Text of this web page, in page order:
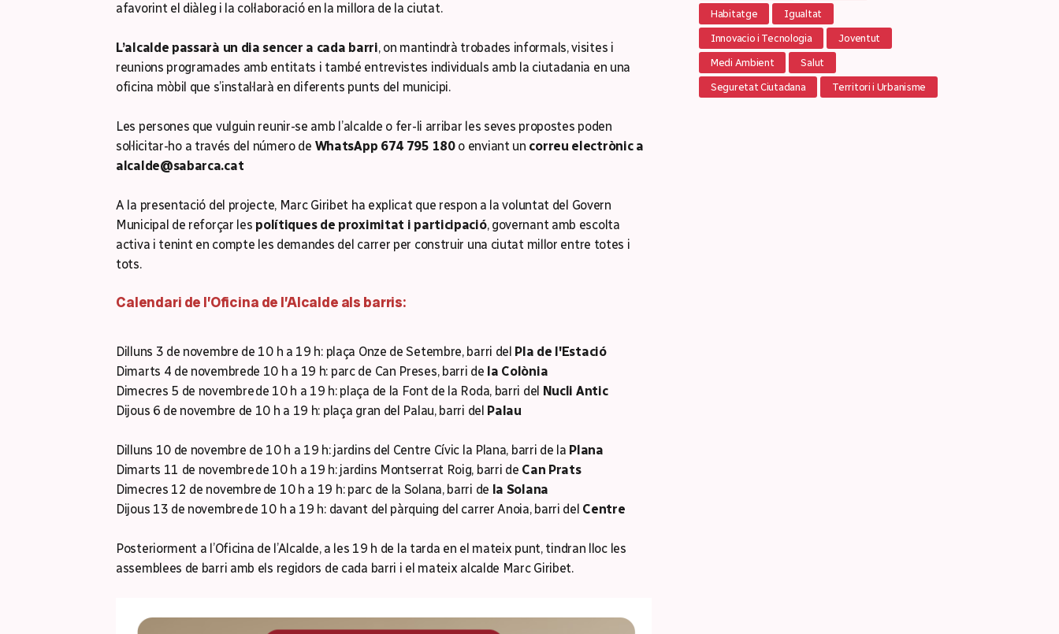
afavorint el diàleg i la col·laboració en la millora de la ciutat.
L’alcalde passarà un dia sencer a cada barri, on mantindrà trobades informals, visites i
reunions programades amb entitats i també entrevistes individuals amb la ciutadania en una
oficina mòbil que s’instal·larà en diferents punts del municipi.
Les persones que vulguin reunir-se amb l’alcalde o fer-li arribar les seves propostes poden
sol·licitar-ho a través del número de WhatsApp 674 795 180 o enviant un correu electrònic a
alcalde@sabarca.cat
A la presentació del projecte, Marc Giribet ha explicat que respon a la voluntat del Govern
Municipal de reforçar lespolítiques de proximitat i participació, governant amb escolta
activa i tenint en compte les demandes del carrer per construir una ciutat millor entre totes i
tots.
Calendari de l’Oficina de l’Alcalde als barris:
Dilluns 3 de novembre de 10 h a 19 h: plaça Onze de Setembre, barri del Pla de l'Estació
Dimarts 4 de novembrede 10 h a 19 h: parc de Can Preses, barri de la Colònia
Dimecres 5 de novembre de 10 h a 19 h: plaça de la Font de la Roda, barri del Nucli Antic
Dijous 6 de novembre de 10 h a 19 h: plaça gran del Palau, barri del Palau
Dilluns 10 de novembre de 10 h a 19 h: jardins del Centre Cívic la Plana, barri de la Plana
Dimarts 11 de novembre de 10 h a 19 h: jardins Montserrat Roig, barri de Can Prats
Dimecres 12 de novembre de 10 h a 19 h: parc de la Solana, barri de la Solana
Dijous 13 de novembre de 10 h a 19 h: davant del pàrquing del carrer Anoia, barri del Centre
Posteriorment a l’Oficina de l’Alcalde, a les 19 h de la tarda en el mateix punt, tindran lloc les
assemblees de barri amb els regidors de cada barri i el mateix alcalde Marc Giribet.
Habitatge Igualtat
Innovacio i Tecnologia Joventut
Medi Ambient Salut
Seguretat Ciutadana Territori i Urbanisme